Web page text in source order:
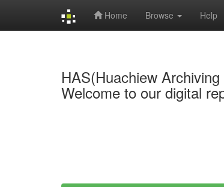
Home Browse Help
HAS(Huachiew
Welcome to our digital